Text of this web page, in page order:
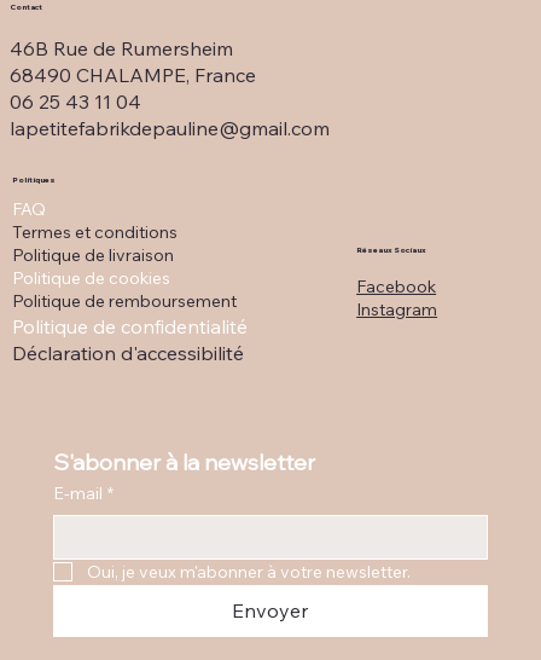
Contact
46B Rue de Rumersheim
68490 CHALAMPE, France
06 25 43 11 04
lapetitefabrikdepauline@gmail.com
Politiques
FAQ
Termes et conditions
Politique de livraison
Politique de cookies
Politique de remboursement
Politique de confidentialité
Déclaration d'accessibilité
Réseaux Sociaux
Facebook
Instagram
S'abonner à la newsletter
E-mail *
Oui, je veux m'abonner à votre newsletter.
Envoyer